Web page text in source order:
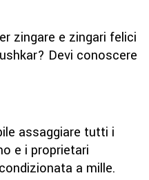
zingare e zingari felici
Devi conoscere
assaggiare tutti i
e i proprietari
a mille.